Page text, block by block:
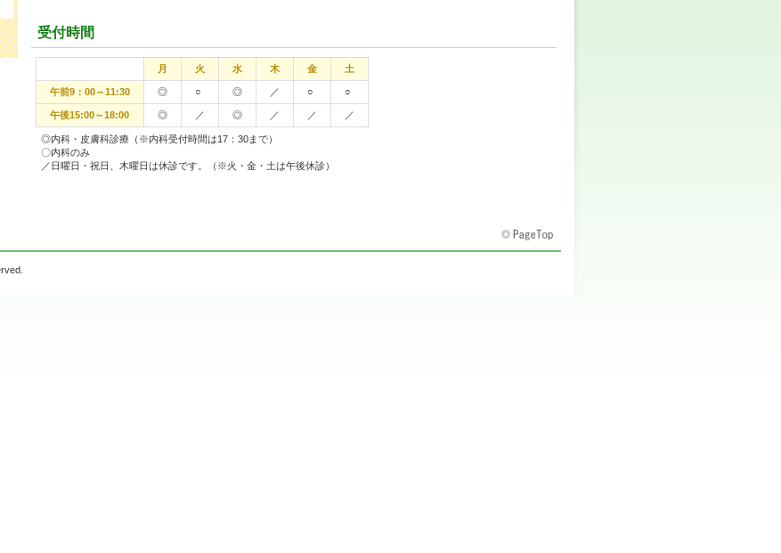
受付時間
月 火 水 木 金 土
午前9：00～11:30 ◎ ○ ◎ ／ ○ ○
午後15:00～18:00 ◎ ／ ◎ ／ ／ ／
◎内科・皮膚科診療（※内科受付時間は17：30まで）
〇内科のみ
／日曜日・祝日、木曜日は休診です。（※火・金・土は午後休診）